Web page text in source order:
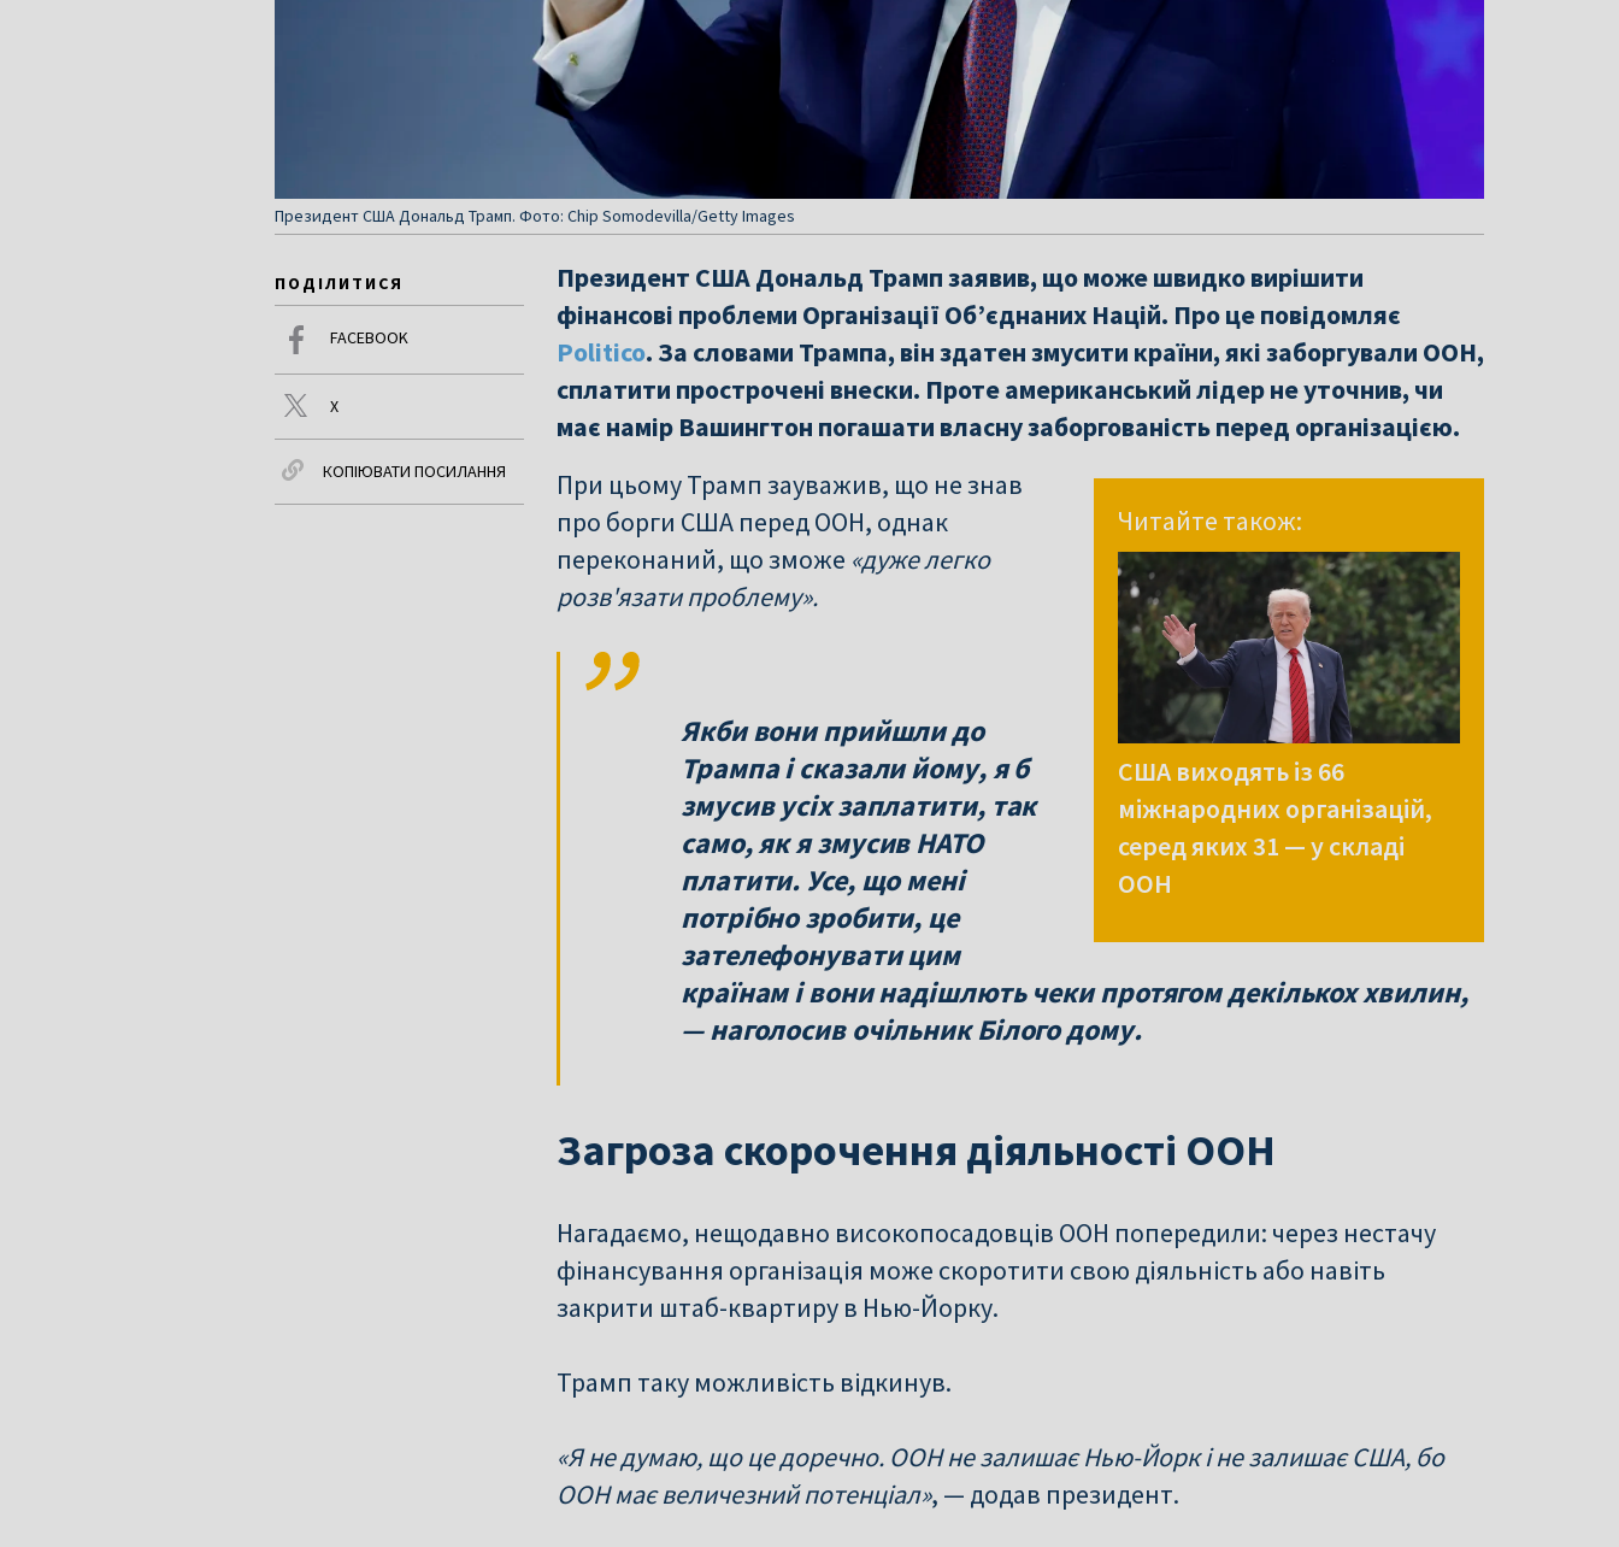
Президент США Дональд Трамп. Фото: Chip Somodevilla/Getty Images
ПОДІЛИТИСЯ
FACEBOOK
X
КОПІЮВАТИ ПОСИЛАННЯ
Президент США Дональд Трамп заявив, що може швидко вирішити
фінансові проблеми Організації Об’єднаних Націй. Про це повідомляє
Politico. За словами Трампа, він здатен змусити країни, які заборгували ООН,
сплатити прострочені внески. Проте американський лідер не уточнив, чи
має намір Вашингтон погашати власну заборгованість перед організацією.
Читайте також:
США виходять із 66
міжнародних організацій,
серед яких 31 — у складі
ООН
При цьому Трамп зауважив, що не знав
про борги США перед ООН, однак
переконаний, що зможе «дуже легко
розв'язати проблему».
Якби вони прийшли до
Трампа і сказали йому, я б
змусив усіх заплатити, так
само, як я змусив НАТО
платити. Усе, що мені
потрібно зробити, це
зателефонувати цим
країнам і вони надішлють чеки протягом декількох хвилин,
— наголосив очільник Білого дому.
Загроза скорочення діяльності ООН
Нагадаємо, нещодавно високопосадовців ООН попередили: через нестачу
фінансування організація може скоротити свою діяльність або навіть
закрити штаб-квартиру в Нью-Йорку.
Трамп таку можливість відкинув.
«Я не думаю, що це доречно. ООН не залишає Нью-Йорк і не залишає США, бо
ООН має величезний потенціал», — додав президент.